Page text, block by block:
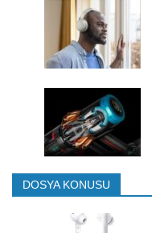
DOSYA KONUSU